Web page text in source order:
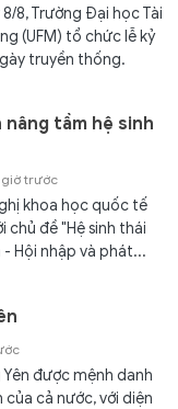
8, Trường Đại học Tài
(UFM) tổ chức lễ kỷ
truyền thống.
tầm hệ sinh
giờ trước
khoa học quốc tế
chủ đề "Hệ sinh thái
Hội nhập và phát...
được mệnh danh
của cả nước, với diện